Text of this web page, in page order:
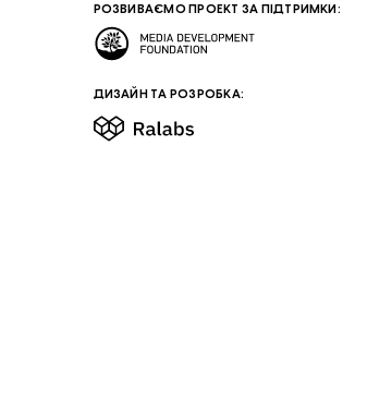
РОЗВИВАЄМО ПРОЕКТ ЗА ПІДТРИМКИ:
ДИЗАЙН ТА РОЗРОБКА: